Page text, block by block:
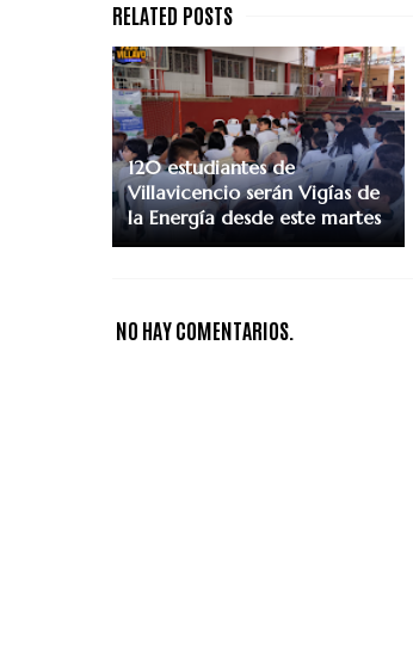
120 estudiantes de
Villavicencio serán Vigías de
la Energía desde este martes
NO HAY COMENTARIOS.